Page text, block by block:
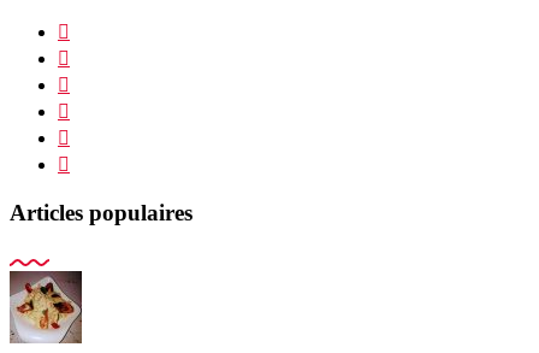
Articles populaires